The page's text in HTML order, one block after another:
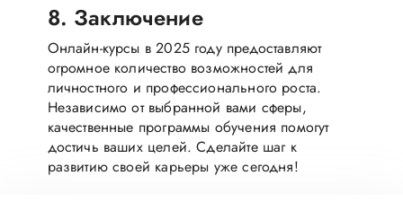
8. Заключение
Онлайн-курсы в 2025 году предоставляют
огромное количество возможностей для
личностного и профессионального роста.
Независимо от выбранной вами сферы,
качественные программы обучения помогут
достичь ваших целей. Сделайте шаг к
развитию своей карьеры уже сегодня!